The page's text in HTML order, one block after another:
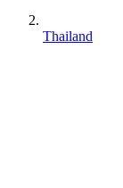
Thailand